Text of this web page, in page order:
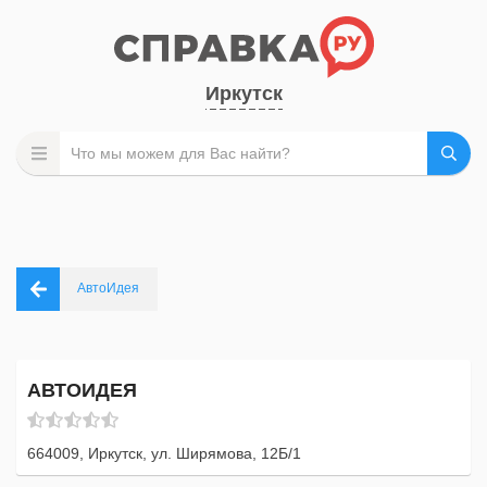
Иркутск
АвтоИдея
АВТОИДЕЯ
664009, Иркутск, ул. Ширямова, 12Б/1